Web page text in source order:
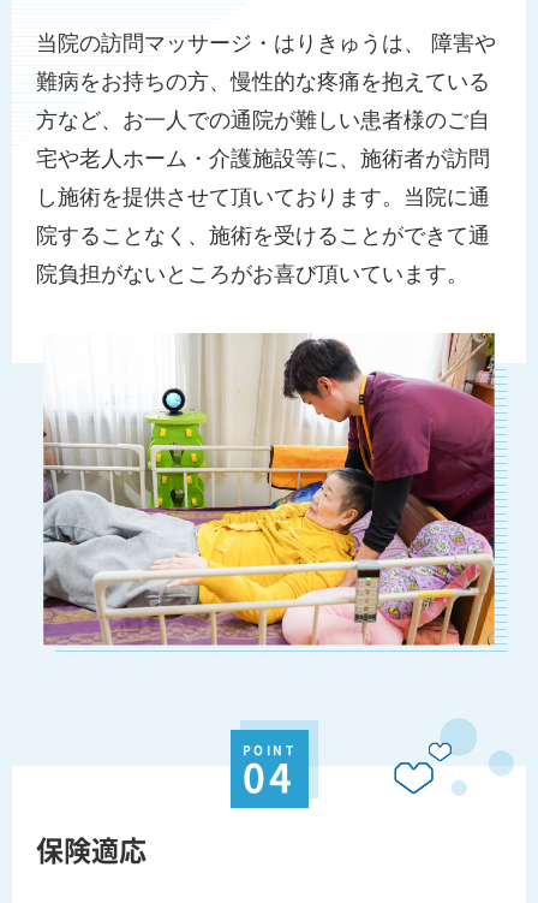
当院の訪問マッサージ・はりきゅうは、 障害や
難病をお持ちの方、慢性的な疼痛を抱えている
方など、お一人での通院が難しい患者様のご自
宅や老人ホーム・介護施設等に、施術者が訪問
し施術を提供させて頂いております。当院に通
院することなく、施術を受けることができて通
院負担がないところがお喜び頂いています。
POINT
04
保険適応